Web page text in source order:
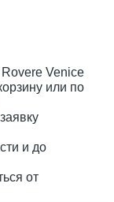
Venice
или по
и до
от